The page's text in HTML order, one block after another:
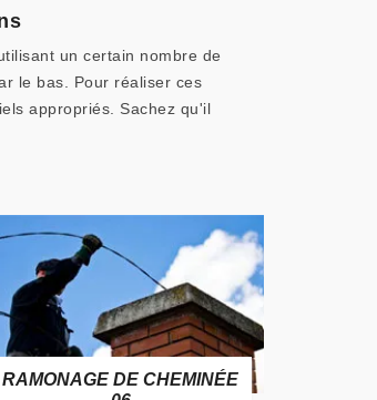
un certain nombre de
le bas. Pour réaliser ces
appropriés. Sachez qu'il
RAMONAGE DE CHEMINÉE